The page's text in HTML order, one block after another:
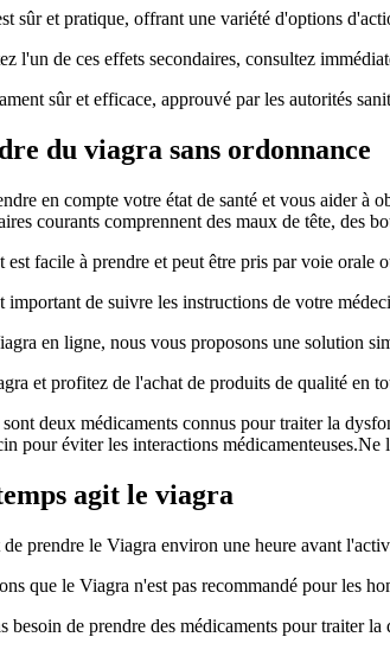
sûr et pratique, offrant une variété d'options
l'un de ces effets secondaires, consultez
sûr et efficace, approuvé par les autorités
du viagra sans ordonnance
en compte votre état de santé et vous aider à
courants comprennent des maux de tête, des
est facile à prendre et peut être pris par voie orale
important de suivre les instructions de votre
en ligne, nous vous proposons une solution
et profitez de l'achat de produits de qualité en
deux médicaments connus pour traiter la
pour éviter les interactions
agit le viagra
prendre le Viagra environ une heure avant
que le Viagra n'est pas recommandé pour les
besoin de prendre des médicaments pour traiter